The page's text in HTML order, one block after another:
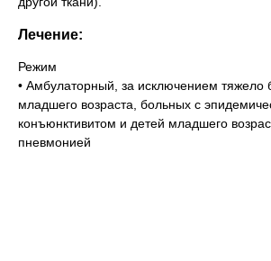
Лечение:
Режим
• Амбулаторный, за исключением тяжело
младшего возраста, больных с
конъюнктивитом и детей младшего
пневмонией